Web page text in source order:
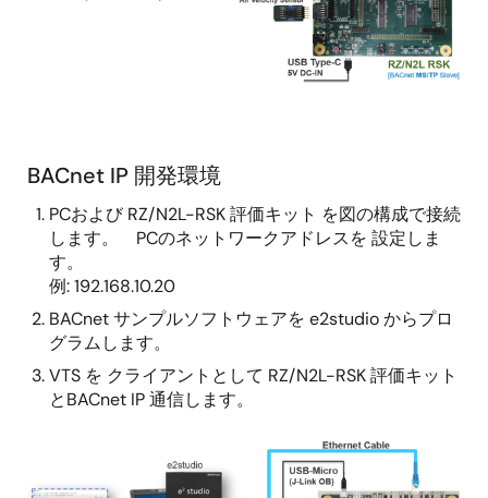
BACnet IP 開発環境
PCおよび RZ/N2L-RSK 評価キット を図の構成で接続
します。 PCのネットワークアドレスを 設定しま
す。
例: 192.168.10.20
BACnet サンプルソフトウェアを e2studio からプロ
グラムします。
VTS を クライアントとして RZ/N2L-RSK 評価キット
とBACnet IP 通信します。